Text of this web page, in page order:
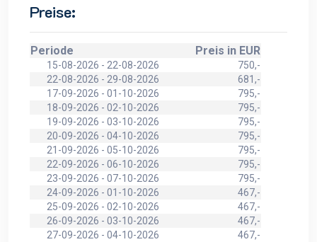
Preise:
Periode Preis in EUR
15-08-2026 - 22-08-2026
750,-
22-08-2026 - 29-08-2026
681,-
17-09-2026 - 01-10-2026
795,-
18-09-2026 - 02-10-2026
795,-
19-09-2026 - 03-10-2026
795,-
20-09-2026 - 04-10-2026
795,-
21-09-2026 - 05-10-2026
795,-
22-09-2026 - 06-10-2026
795,-
23-09-2026 - 07-10-2026
795,-
24-09-2026 - 01-10-2026
467,-
25-09-2026 - 02-10-2026
467,-
26-09-2026 - 03-10-2026
467,-
27-09-2026 - 04-10-2026
467,-